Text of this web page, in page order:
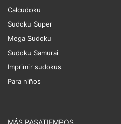
Calcudoku
Sudoku Super
Mega Sudoku
Sudoku Samurai
Imprimir sudokus
Para niños
MÁS PASATIEMPOS